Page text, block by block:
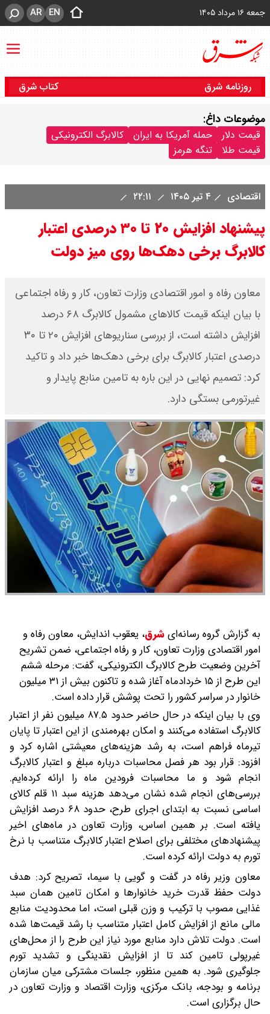
جمعه ۱۶ مرداد ۱۴۰۵ EN
AR
روزنامه شرق کتاب شرق
موضوعات داغ:
قیمت دلار حمله آمریکا به ایران
کالابرگ الکترونیکی
قیمت طلا
تنگه هرمز
اقتصادی ۴ تیر ۱۴۰۵
پیشنهاد افزایش ۲۰ تا ۳۰ درصدی اعتبار
کالابرگ برخی دهک‌ها روی میز دولت
معاون رفاه و امور اقتصادی وزارت تعاون، کار و رفاه اجتماعی
با بیان اینکه قیمت کالاهای مشمول کالابرگ ۶۸ درصد
افزایش داشته است، از بررسی سناریوهای افزایش ۲۰ تا ۳۰
درصدی اعتبار کالابرگ برای برخی دهک‌ها خبر داد و تاکید
کرد: تصمیم نهایی در این باره به تامین منابع پایدار و
غیرتورمی بستگی دارد.
به گزارش گروه رسانه‌ایشرق، یعقوب اندایش، معاون رفاه و
امور اقتصادی وزارت تعاون، کار و رفاه اجتماعی، ضمن تشریح
آخرین وضعیت طرح کالابرگ الکترونیکی، گفت: مرحله ششم
این طرح از ۱۵ خردادماه آغاز شده و تاکنون بیش از ۳۱ میلیون
خانوار در سراسر کشور را تحت پوشش قرار داده است.
وی با بیان اینکه در حال حاضر حدود ۸۷.۵ میلیون نفر از اعتبار
کالابرگ استفاده می‌کنند و امکان بهره‌مندی از این اعتبار تا پایان
تیرماه فراهم است، به رشد هزینه‌های معیشتی اشاره کرد و
افزود: قرار بود هر فصل محاسبات درباره مبلغ و اعتبار کالابرگ
انجام شود و ما محاسبات فرودین ماه را ارائه کرده‌ایم.
بررسی‌های انجام شده نشان می‌دهد هزینه سبد ۱۱ قلم کالای
اساسی نسبت به ابتدای اجرای طرح، حدود ۶۸ درصد افزایش
یافته است. بر همین اساس، وزارت تعاون در ماه‌های اخیر
پیشنهادهای مختلفی برای اصلاح اعتبار کالابرگ متناسب با نرخ
تورم به دولت ارائه کرده است.
معاون وزیر رفاه در گفت و گویی با سیما، تصریح کرد: هدف
دولت حفظ قدرت خرید خانوارها و امکان تامین همان سبد
غذایی مصوب با ترکیب و وزن قبلی است، اما محدودیت منابع
مالی مانع از افزایش کامل اعتبار متناسب با رشد قیمت‌ها شده
است. دولت تلاش دارد منابع مورد نیاز این طرح را از محل‌های
غیرپولی تامین کند تا از افزایش نقدینگی و تشدید تورم
جلوگیری شود. به همین منظور، جلسات مشترکی میان سازمان
برنامه و بودجه، بانک مرکزی، وزارت اقتصاد و وزارت تعاون در
حال برگزاری است.